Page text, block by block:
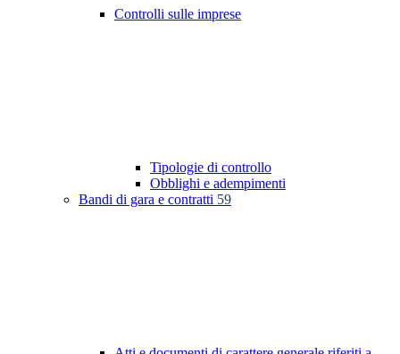
Controlli sulle imprese
Tipologie di controllo
Obblighi e adempimenti
Bandi di gara e contratti 59